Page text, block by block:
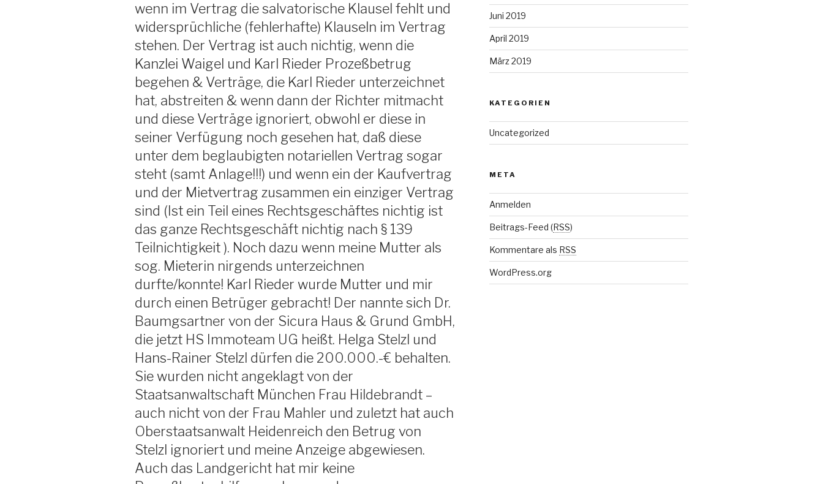
wenn im Vertrag die salvatorische Klausel fehlt und
widersprüchliche (fehlerhafte) Klauseln im Vertrag
stehen. Der Vertrag ist auch nichtig, wenn die
Kanzlei Waigel und Karl Rieder Prozeßbetrug
begehen & Verträge, die Karl Rieder unterzeichnet
hat, abstreiten & wenn dann der Richter mitmacht
und diese Verträge ignoriert, obwohl er diese in
seiner Verfügung noch gesehen hat, daß diese
unter dem beglaubigten notariellen Vertrag sogar
steht (samt Anlage!!!) und wenn ein der Kaufvertrag
und der Mietvertrag zusammen ein einziger Vertrag
sind (Ist ein Teil eines Rechtsgeschäftes nichtig ist
das ganze Rechtsgeschäft nichtig nach § 139
Teilnichtigkeit ). Noch dazu wenn meine Mutter als
sog. Mieterin nirgends unterzeichnen
durfte/konnte! Karl Rieder wurde Mutter und mir
durch einen Betrüger gebracht! Der nannte sich Dr.
Baumgsartner von der Sicura Haus & Grund GmbH,
die jetzt HS Immoteam UG heißt. Helga Stelzl und
Hans-Rainer Stelzl dürfen die 200.000.-€ behalten.
Sie wurden nicht angeklagt von der
Staatsanwaltschaft München Frau Hildebrandt –
auch nicht von der Frau Mahler und zuletzt hat auch
Oberstaatsanwalt Heidenreich den Betrug von
Stelzl ignoriert und meine Anzeige abgewiesen.
Auch das Landgericht hat mir keine
Juni 2019
April 2019
März 2019
KATEGORIEN
Uncategorized
META
Anmelden
Beitrags-Feed (RSS)
Kommentare als RSS
WordPress.org